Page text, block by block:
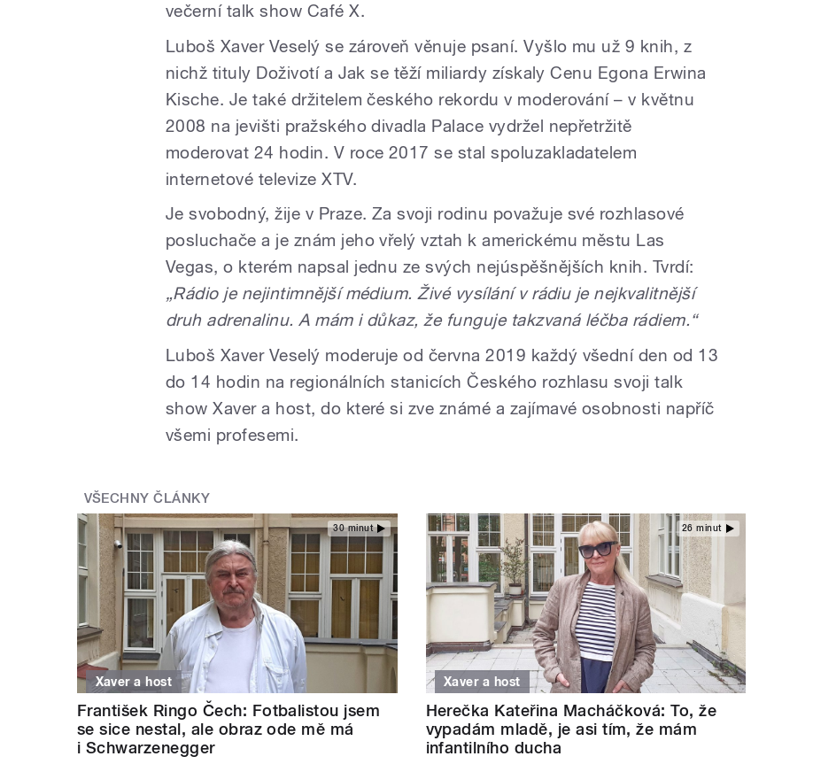
večerní talk show Café X.
Luboš Xaver Veselý se zároveň věnuje psaní. Vyšlo mu už 9 knih, z
nichž tituly Doživotí a Jak se těží miliardy získaly Cenu Egona Erwina
Kische. Je také držitelem českého rekordu v moderování – v květnu
2008 na jevišti pražského divadla Palace vydržel nepřetržitě
moderovat 24 hodin. V roce 2017 se stal spoluzakladatelem
internetové televize XTV.
Je svobodný, žije v Praze. Za svoji rodinu považuje své rozhlasové
posluchače a je znám jeho vřelý vztah k americkému městu Las
Vegas, o kterém napsal jednu ze svých nejúspěšnějších knih. Tvrdí:
„Rádio je nejintimnější médium. Živé vysílání v rádiu je nejkvalitnější
druh adrenalinu. A mám i důkaz, že funguje takzvaná léčba rádiem.“
Luboš Xaver Veselý moderuje od června 2019 každý všední den od 13
do 14 hodin na regionálních stanicích Českého rozhlasu svoji talk
show Xaver a host, do které si zve známé a zajímavé osobnosti napříč
všemi profesemi.
VŠECHNY ČLÁNKY
30 minut
Xaver a host
František Ringo Čech: Fotbalistou jsem
se sice nestal, ale obraz ode mě má
i Schwarzenegger
26 minut
Xaver a host
Herečka Kateřina Macháčková: To, že
vypadám mladě, je asi tím, že mám
infantilního ducha